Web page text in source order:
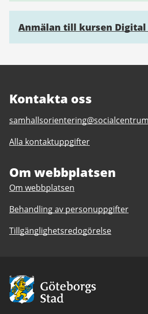
Anmälan till kursen
Kontakta oss
E-
till
insatser
Alla kontaktuppgifter
Om webbplatsen
Om webbplatsen
Behandling av personuppgifter
Tillgänglighetsredogörelse
Avsändare:
Göteborgs
Stad